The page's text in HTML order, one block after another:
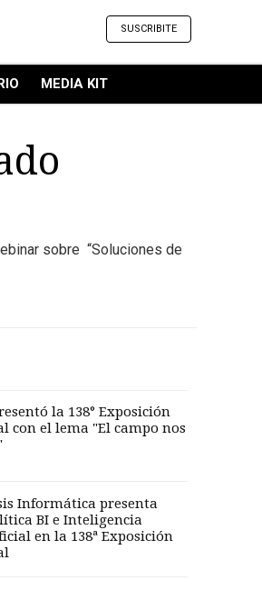
SUSCRIBITE
MEDIA KIT
sobre “Soluciones de
la 138° Exposición
con el lema "El campo nos
Informática presenta
BI e Inteligencia
en la 138ª Exposición